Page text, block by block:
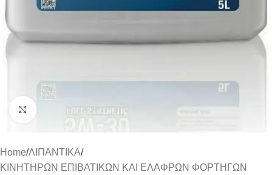
Click to enlarge
Home/ΛΙΠΑΝΤΙΚΑ/
ΚΙΝΗΤΗΡΩΝ ΕΠΙΒΑΤΙΚΩΝ ΚΑΙ ΕΛΑΦΡΩΝ ΦΟΡΤΗΓΩΝ